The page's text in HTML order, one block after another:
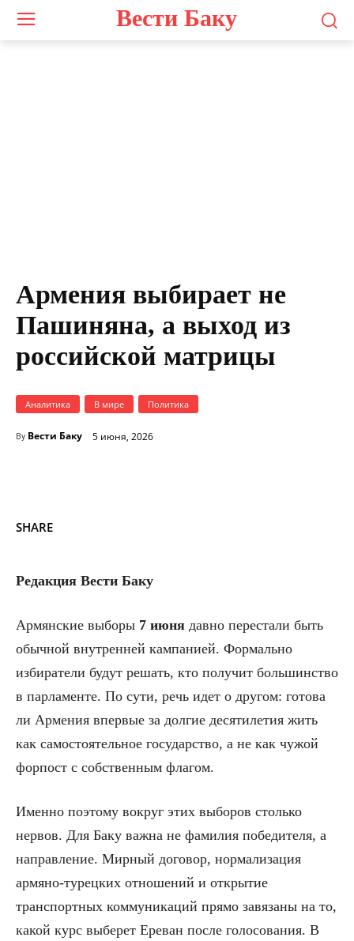
Вести Баку
Армения выбирает не
Пашиняна, а выход из
российской матрицы
Аналитика В мире Политика
By Вести Баку 5 июня, 2026
SHARE
Редакция Вести Баку
Армянские выборы 7 июня давно перестали быть
обычной внутренней кампанией. Формально
избиратели будут решать, кто получит большинство
в парламенте. По сути, речь идет о другом: готова
ли Армения впервые за долгие десятилетия жить
как самостоятельное государство, а не как чужой
форпост с собственным флагом.
Именно поэтому вокруг этих выборов столько
нервов. Для Баку важна не фамилия победителя, а
направление. Мирный договор, нормализация
армяно-турецких отношений и открытие
транспортных коммуникаций прямо завязаны на то,
какой курс выберет Ереван после голосования. В